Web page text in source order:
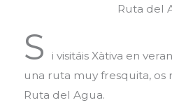
Ruta del
S
i visitáis Xàtiva en
una ruta muy fresquita, os
Ruta del Agua.